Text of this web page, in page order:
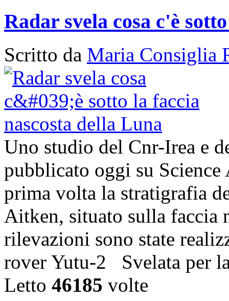
Radar svela cosa c'è
Scritto da Maria Consiglia
Uno studio del Cnr-Irea e
pubblicato oggi su
prima volta la stratigrafia
Aitken, situato sulla faccia
rilevazioni sono state
rover Yutu-2 Svelata per
Letto 46185 volte